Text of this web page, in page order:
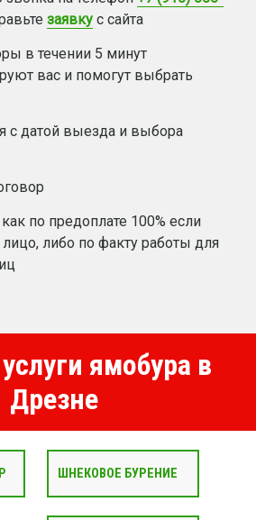
заявку с сайта
в течении 5 минут
вас и помогут выбрать
с датой выезда и выбора
по предоплате 100% если
либо по факту работы для
ямобура в
Дрезне
ШНЕКОВОЕ БУРЕНИЕ